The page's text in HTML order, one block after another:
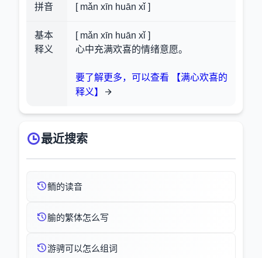
拼音 [ mǎn xīn huān xǐ ]
基本
释义
[ mǎn xīn huān xǐ ]
心中充满欢喜的情绪意愿。
要了解更多，可以查看 【满心欢喜的
释义】
最近搜索
鲕的读音
腧的繁体怎么写
游骋可以怎么组词